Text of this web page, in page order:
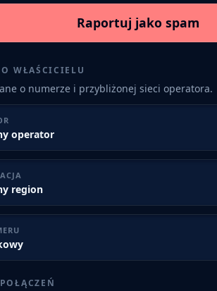
Raportuj jako spam
WŁAŚCICIELU
o numerze i przybliżonej sieci operatora.
operator
region